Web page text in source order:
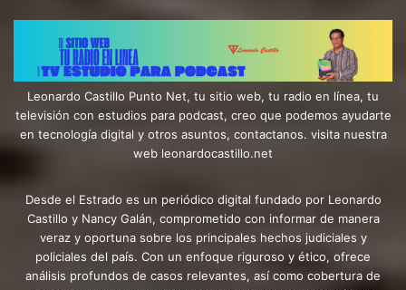
Leonardo Castillo Punto Net, tu sitio web, tu radio en línea, tu
televisión con estudios para podcast, creo que podemos ayudarte
en tecnología digital y otros asuntos, contactanos. visita nuestra
web leonardocastillo.net
Desde el Estrado es un periódico digital fundado por Leonardo
Castillo y Nancy Galán, comprometido con informar de manera
veraz y oportuna sobre los principales hechos judiciales y
policiales del país. Con un enfoque riguroso y ético, ofrece
análisis profundos de casos relevantes, así como cobertura de